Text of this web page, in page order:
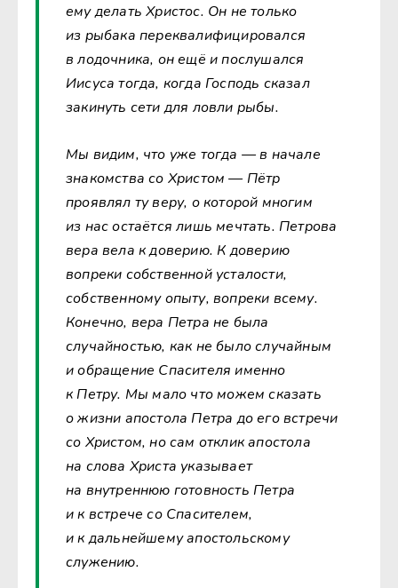
ему делать Христос. Он не только
из рыбака переквалифицировался
в лодочника, он ещё и послушался
Иисуса тогда, когда Господь сказал
закинуть сети для ловли рыбы.
Мы видим, что уже тогда — в начале
знакомства со Христом — Пётр
проявлял ту веру, о которой многим
из нас остаётся лишь мечтать. Петрова
вера вела к доверию. К доверию
вопреки собственной усталости,
собственному опыту, вопреки всему.
Конечно, вера Петра не была
случайностью, как не было случайным
и обращение Спасителя именно
к Петру. Мы мало что можем сказать
о жизни апостола Петра до его встречи
со Христом, но сам отклик апостола
на слова Христа указывает
на внутреннюю готовность Петра
и к встрече со Спасителем,
и к дальнейшему апостольскому
служению.